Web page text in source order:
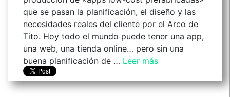
que se pasan la planificación, el diseño y las
necesidades reales del cliente por el Arco de
Tito. Hoy todo el mundo puede tener una app,
una web, una tienda online… pero sin una
buena planificación de … Leer más